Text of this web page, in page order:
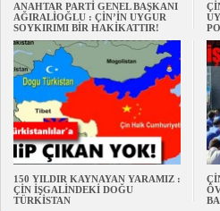
ANAHTAR PARTİ GENEL BAŞKANI
AĞIRALİOĞLU : ÇİN’İN UYGUR
SOYKIRIMI BİR HAKİKATTIR!
150 YILDIR KAYNAYAN YARAMIZ :
ÇİN İŞGALİNDEKİ DOĞU
TÜRKİSTAN